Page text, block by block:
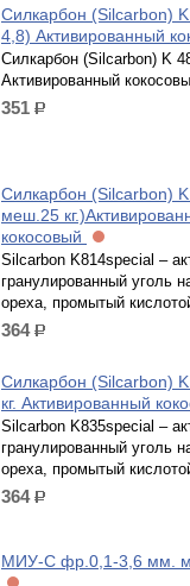
Силкарбон (Silcarbon)
4,8) Активированный
Силкарбон (Silcarbon) K
Активированный
351 р.
Силкарбон (Silcarbon)
меш.25
кокосовый
Silcarbon K814special –
гранулированный уголь
ореха, промытый
364р.
Силкарбон (Silcarbon)
кг. Активированный
Silcarbon K835special –
гранулированный уголь
ореха, промытый
364р.
МИУ-С фр.0,1-3,6 мм.